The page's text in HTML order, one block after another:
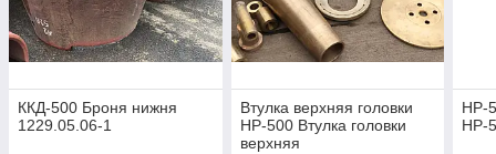
ККД-500 Броня нижня
1229.05.06-1
Втулка верхняя головки
HP-500 Втулка головки
верхняя
HP-
HP-